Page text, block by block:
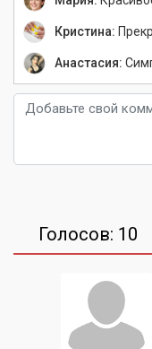
Кристина:
Анастасия:
Голосов: 10